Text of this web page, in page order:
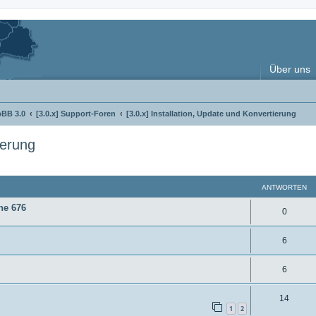
Über uns
3.0 [3.0.x] Support-Foren [3.0.x] Installation, Update und Konvertierung
ANTWORTEN
676 0A
n
w
o
r
6A
n
w
6A
n
1 2
14A